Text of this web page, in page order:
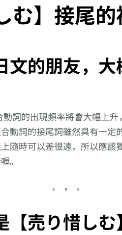
む】接尾
文的朋友，
詞的出現頻率將會大幅上
動詞的接尾詞雖然具有一定
隨時可以差很遠，所以應該
。
売り惜しむ】